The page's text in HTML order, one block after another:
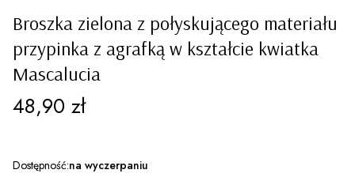
Broszka zielona z połyskującego materiału
przypinka z agrafką w kształcie kwiatka
Mascalucia
Cena
48,90 zł
Dostępność:na wyczerpaniu